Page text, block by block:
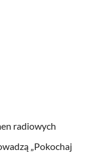
radiowych
„Pokochaj